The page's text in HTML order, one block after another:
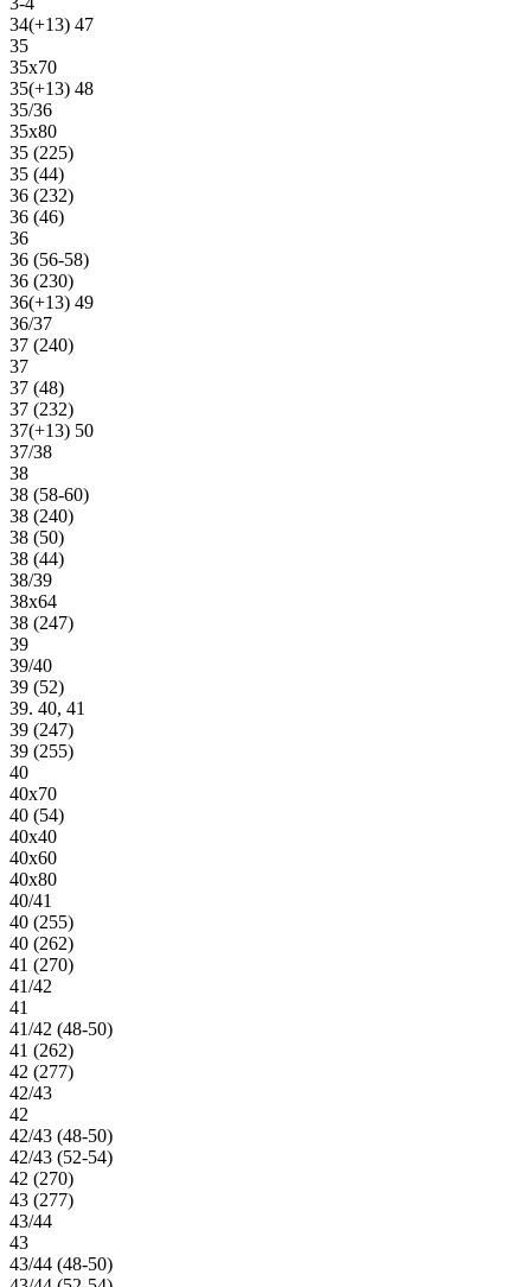
34(+13) 47
35
35х70
35(+13) 48
35/36
35х80
35 (225)
35 (44)
36 (232)
36 (46)
36
36 (56-58)
36 (230)
36(+13) 49
36/37
37 (240)
37
37 (48)
37 (232)
37(+13) 50
37/38
38
38 (58-60)
38 (240)
38 (50)
38 (44)
38/39
38х64
38 (247)
39
39/40
39 (52)
39. 40, 41
39 (247)
39 (255)
40
40х70
40 (54)
40х40
40х60
40х80
40/41
40 (255)
40 (262)
41 (270)
41/42
41
41/42 (48-50)
41 (262)
42 (277)
42/43
42
42/43 (48-50)
42/43 (52-54)
42 (270)
43 (277)
43/44
43
43/44 (48-50)